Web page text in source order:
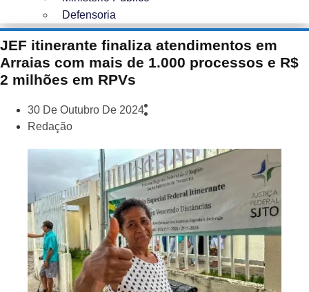
Defensoria
JEF itinerante finaliza atendimentos em
Arraias com mais de 1.000 processos e R$
2 milhões em RPVs
30 De Outubro De 2024
Redação